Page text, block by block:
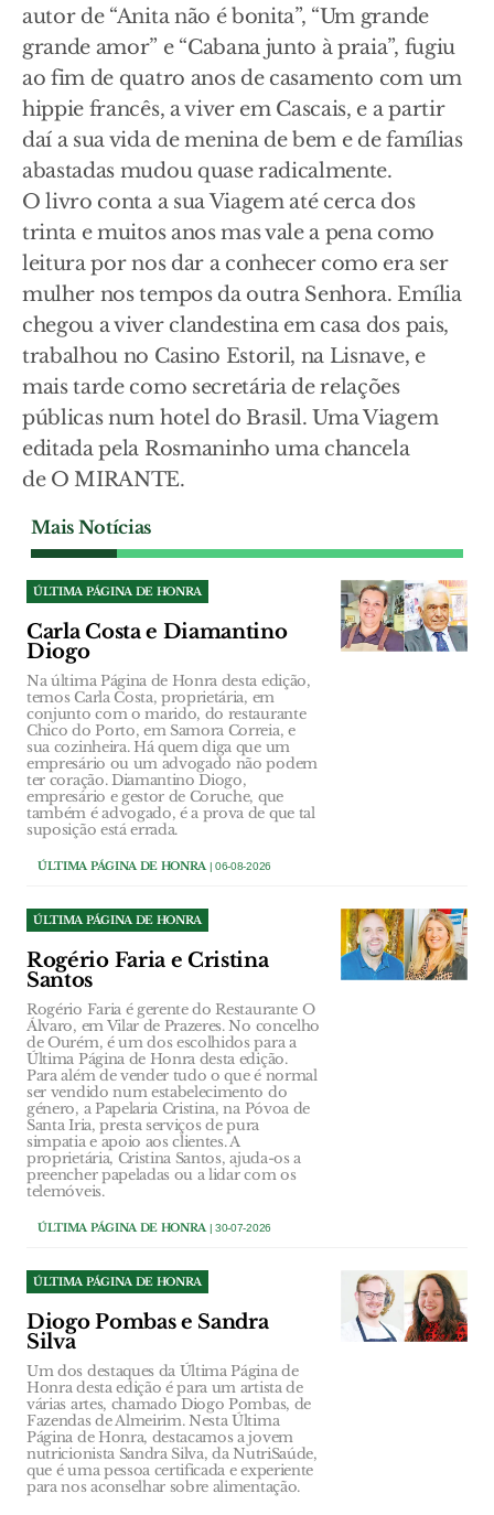
autor de “Anita não é bonita”, “Um grande
grande amor” e “Cabana junto à praia”, fugiu
ao fim de quatro anos de casamento com um
hippie francês, a viver em Cascais, e a partir
daí a sua vida de menina de bem e de famílias
abastadas mudou quase radicalmente.
O livro conta a sua Viagem até cerca dos
trinta e muitos anos mas vale a pena como
leitura por nos dar a conhecer como era ser
mulher nos tempos da outra Senhora. Emília
chegou a viver clandestina em casa dos pais,
trabalhou no Casino Estoril, na Lisnave, e
mais tarde como secretária de relações
públicas num hotel do Brasil. Uma Viagem
editada pela Rosmaninho uma chancela
de O MIRANTE.
Mais Notícias
ÚLTIMA PÁGINA DE HONRA
Carla Costa e Diamantino
Diogo
Na última Página de Honra desta edição,
temos Carla Costa, proprietária, em
conjunto com o marido, do restaurante
Chico do Porto, em Samora Correia, e
sua cozinheira. Há quem diga que um
empresário ou um advogado não podem
ter coração. Diamantino Diogo,
empresário e gestor de Coruche, que
também é advogado, é a prova de que tal
suposição está errada.
ÚLTIMA PÁGINA DE HONRA| 06-08-2026
ÚLTIMA PÁGINA DE HONRA
Rogério Faria e Cristina
Santos
Rogério Faria é gerente do Restaurante O
Álvaro, em Vilar de Prazeres. No concelho
de Ourém, é um dos escolhidos para a
Última Página de Honra desta edição.
Para além de vender tudo o que é normal
ser vendido num estabelecimento do
género, a Papelaria Cristina, na Póvoa de
Santa Iria, presta serviços de pura
simpatia e apoio aos clientes. A
proprietária, Cristina Santos, ajuda-os a
preencher papeladas ou a lidar com os
telemóveis.
ÚLTIMA PÁGINA DE HONRA| 30-07-2026
ÚLTIMA PÁGINA DE HONRA
Diogo Pombas e Sandra
Silva
Um dos destaques da Última Página de
Honra desta edição é para um artista de
várias artes, chamado Diogo Pombas, de
Fazendas de Almeirim. Nesta Última
Página de Honra, destacamos a jovem
nutricionista Sandra Silva, da NutriSaúde,
que é uma pessoa certificada e experiente
para nos aconselhar sobre alimentação.